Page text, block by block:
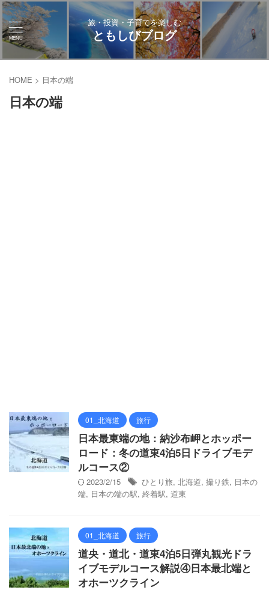
旅・投資・子育てを楽しむ
ともしびブログ
HOME > 日本の端
日本の端
01_北海道 旅行
日本最東端の地：納沙布岬とホッポー
ロード：冬の道東4泊5日ドライブモデ
ルコース②
2023/2/15 ひとり旅, 北海道, 撮り鉄, 日本の
端, 日本の端の駅, 終着駅, 道東
01_北海道 旅行
道央・道北・道東4泊5日弾丸観光ドラ
イブモデルコース解説④日本最北端と
オホーツクライン